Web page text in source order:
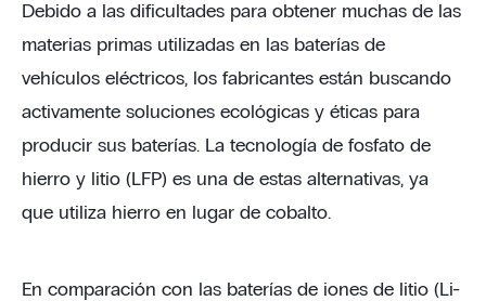
Debido a las dificultades para obtener muchas de las
materias primas utilizadas en las baterías de
vehículos eléctricos, los fabricantes están buscando
activamente soluciones ecológicas y éticas para
producir sus baterías. La tecnología de fosfato de
hierro y litio (LFP) es una de estas alternativas, ya
que utiliza hierro en lugar de cobalto.
En comparación con las baterías de iones de litio (Li-